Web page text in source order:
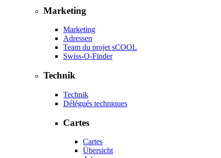
Marketing
Marketing
Adressen
Team du projet sCOOL
Swiss-O-Finder
Technik
Technik
Délégués techniques
Cartes
Cartes
Übersicht